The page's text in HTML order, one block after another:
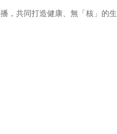
，共同打造健康、無「核」的生